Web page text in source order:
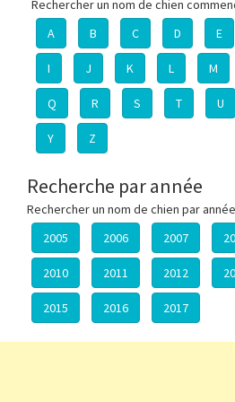
Rechercher un nom de chien
A
B C D E
I J K L M
Q R S T U
Y Z
Recherche par année
Rechercher un nom de chien par année
2005
2006 2007
2010 2011 2012
2015 2016 2017